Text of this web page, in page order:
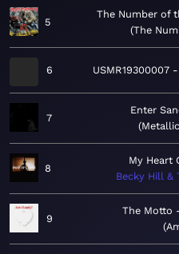
5
The Number of
The
6 USMR19300007
7
Enter
8
My Heart
Becky Hill &
9
The Motto